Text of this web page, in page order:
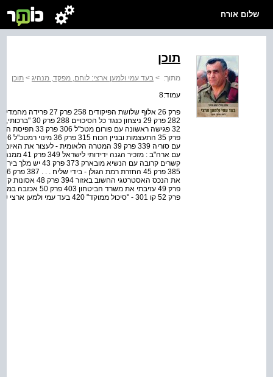
שלום אורח
תוכן
מתוך: > בעד עמי ולמען ארצי: לוחם, מפקד, מנהיג > תוכן
עמוד:8
פרק 52 קו 301 ‑ "סיכול ממוקד" 420 בעד עמי ולמען ארצי 439 מפתח 443